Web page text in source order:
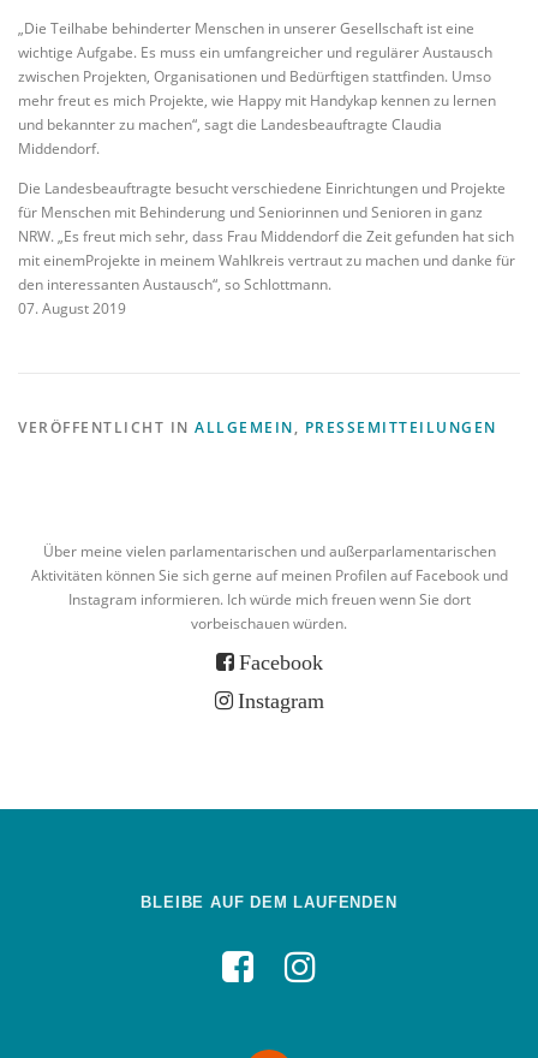
„Die Teilhabe behinderter Menschen in unserer Gesellschaft ist eine
wichtige Aufgabe. Es muss ein umfangreicher und regulärer Austausch
zwischen Projekten, Organisationen und Bedürftigen stattfinden. Umso
mehr freut es mich Projekte, wie Happy mit Handykap kennen zu lernen
und bekannter zu machen“, sagt die Landesbeauftragte Claudia
Middendorf.
Die Landesbeauftragte besucht verschiedene Einrichtungen und Projekte
für Menschen mit Behinderung und Seniorinnen und Senioren in ganz
NRW. „Es freut mich sehr, dass Frau Middendorf die Zeit gefunden hat sich
mit einemProjekte in meinem Wahlkreis vertraut zu machen und danke für
den interessanten Austausch“, so Schlottmann.
07. August 2019
VERÖFFENTLICHT IN ALLGEMEIN, PRESSEMITTEILUNGEN
Über meine vielen parlamentarischen und außerparlamentarischen
Aktivitäten können Sie sich gerne auf meinen Profilen auf Facebook und
Instagram informieren. Ich würde mich freuen wenn Sie dort
vorbeischauen würden.
Facebook
Instagram
BLEIBE AUF DEM LAUFENDEN